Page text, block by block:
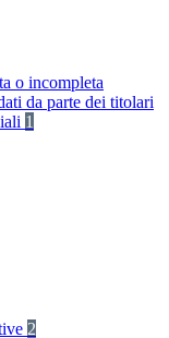
o incompleta
da parte dei titolari
1
2